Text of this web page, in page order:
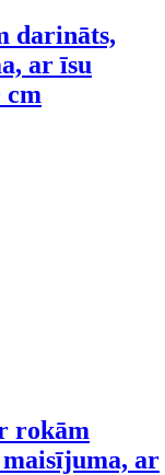
darināts,
ar īsu
cm
rokām
ar